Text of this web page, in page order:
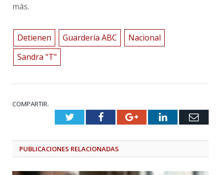
más.
Detienen Guardería ABC
Nacional
Sandra "T"
COMPARTIR.
TwitterFacebookGoogle+LinkedIn
PUBLICACIONES RELACIONADAS